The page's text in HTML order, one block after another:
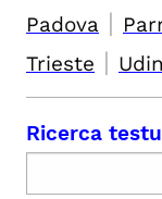
Padova |
Trieste |
Ricerca